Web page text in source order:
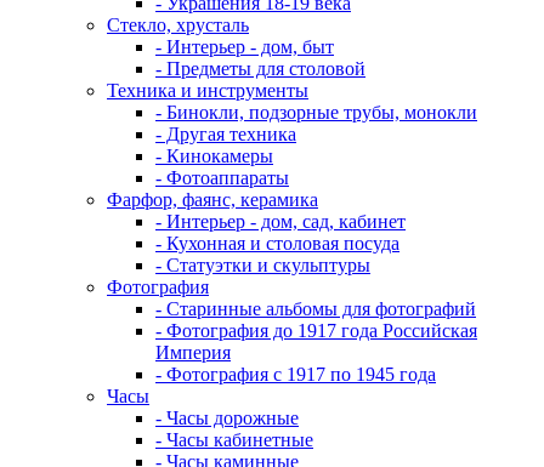
Стекло, хрусталь
- Интерьер - дом, быт
- Предметы для столовой
Техника и инструменты
- Бинокли, подзорные трубы, монокли
- Другая техника
- Кинокамеры
- Фотоаппараты
Фарфор, фаянс, керамика
- Интерьер - дом, сад, кабинет
- Кухонная и столовая посуда
- Статуэтки и скульптуры
Фотография
- Старинные альбомы для фотографий
- Фотография до 1917 года Российская
Империя
- Фотография с 1917 по 1945 года
Часы
- Часы дорожные
- Часы кабинетные
- Часы каминные